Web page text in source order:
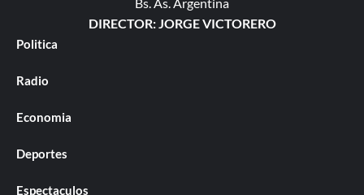
DIRECTOR: JORGE VICTORERO
Politica
Radio
Economia
Deportes
Espectaculos